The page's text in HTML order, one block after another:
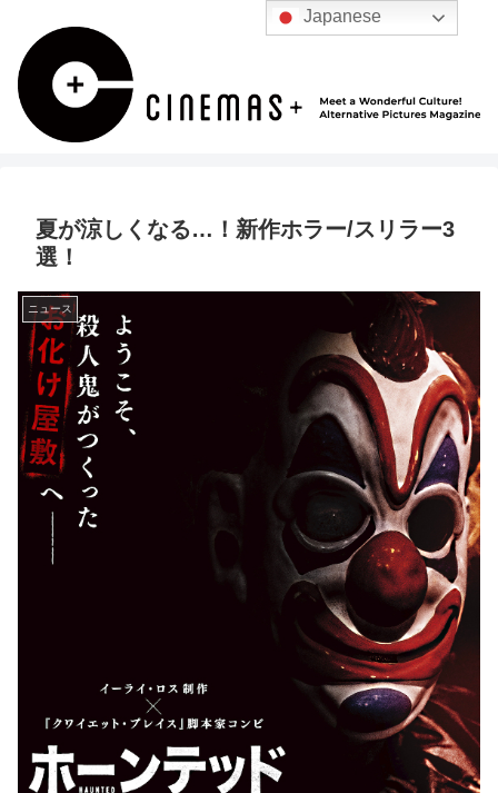
夏が涼しくなる…！新作ホラー/スリラー3
選！
ニュース
Japanese